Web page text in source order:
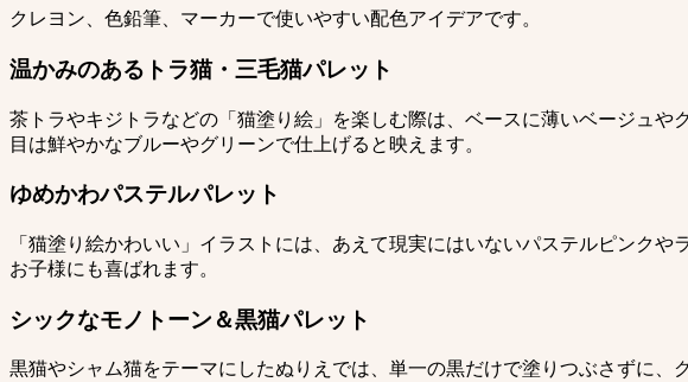
クレヨン、色鉛筆、マーカーで使いやすい配色アイデアです。
温かみのあるトラ猫・三毛猫パレット
茶トラやキジトラなどの「猫塗り絵」を楽しむ際は、ベースに薄いベージュ
目は鮮やかなブルーやグリーンで仕上げると映えます。
ゆめかわパステルパレット
「猫塗り絵かわいい」イラストには、あえて現実にはいないパステルピンク
お子様にも喜ばれます。
シックなモノトーン＆黒猫パレット
黒猫やシャム猫をテーマにしたぬりえでは、単一の黒だけで塗りつぶさずに